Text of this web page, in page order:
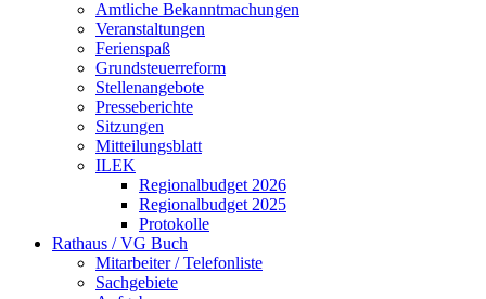
Amtliche Bekanntmachungen
Veranstaltungen
Ferienspaß
Grundsteuerreform
Stellenangebote
Presseberichte
Sitzungen
Mitteilungsblatt
ILEK
Regionalbudget 2026
Regionalbudget 2025
Protokolle
Rathaus / VG Buch
Mitarbeiter / Telefonliste
Sachgebiete